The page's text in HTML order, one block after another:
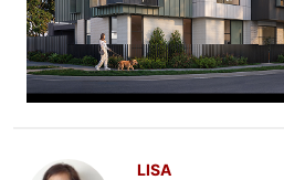
LISA